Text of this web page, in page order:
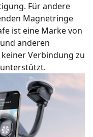
Für andere
Magnetringe
ist eine Marke von
anderen
Verbindung zu